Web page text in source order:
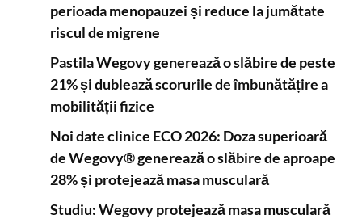
perioada menopauzei și reduce la jumătate
riscul de migrene
Pastila Wegovy generează o slăbire de peste
21% și dublează scorurile de îmbunătățire a
mobilității fizice
Noi date clinice ECO 2026: Doza superioară
de Wegovy® generează o slăbire de aproape
28% și protejează masa musculară
Studiu: Wegovy protejează masa musculară